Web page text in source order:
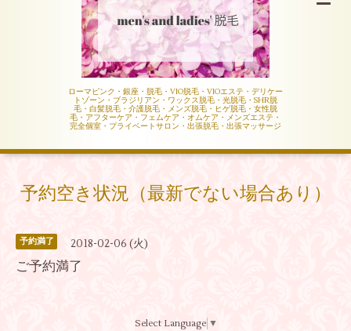
ローマピンク・銀座・脱毛・VIO脱毛・VIOエステ・デリケー
トゾーン・ブラジリアン・ワックス脱毛・光脱毛・SHR脱
毛・白髪脱毛・介護脱毛・メンズ脱毛・ヒゲ脱毛・女性脱
毛・アフターケア・フェムケア・オムケア・メンズエステ・
完全個室・プライベートサロン・出張脱毛・出張マッサージ
予約空き状況（最新でない場合あり）
予約満了 2018-02-06 (火)
ご予約満了
Select Language ▼